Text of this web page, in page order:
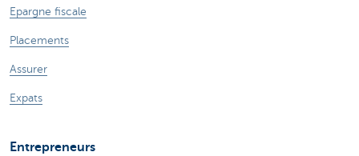
Epargne fiscale
Placements
Assurer
Expats
Entrepreneurs